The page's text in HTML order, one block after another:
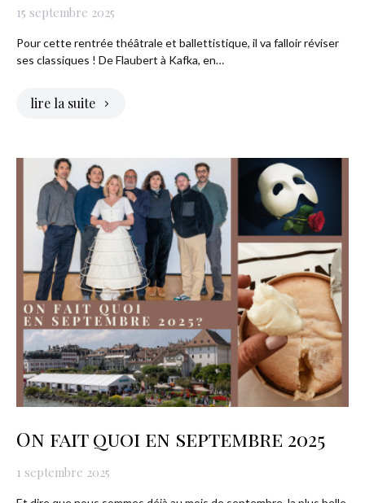
15 septembre 2025
Pour cette rentrée théâtrale et ballettistique, il va falloir réviser
ses classiques ! De Flaubert à Kafka, en…
lire la suite
On fait quoi en septembre 2025
1 septembre 2025